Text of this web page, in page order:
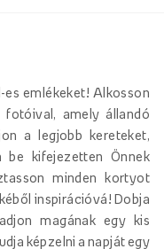
es emlékeket! Alkosson
amely állandó
a legjobb kereteket,
be kifejezetten Önnek
minden kortyot
inspirációvá! Dobja
magának egy kis
képzelni a napját egy